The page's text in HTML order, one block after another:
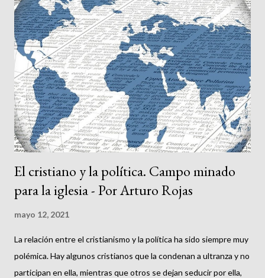
indistintamente. En la iglesia el principal argumento para
sostener este potencial ha sido la afirmación de que la imagen y
semejanza divinas plasmadas en el hombre le confieren a las
palabras del ser humano un poder similar al que posee la palabra
de Dios. Pero ante un planteamiento tan ambicioso como éste,
debemos preguntarnos con seriedad si no estamos asignando a
las palabras un poder excesivo que en realidad no tienen,
traspasando los linderos de la ...
El cristiano y la política. Campo minado
para la iglesia - Por Arturo Rojas
mayo 12, 2021
La relación entre el cristianismo y la política ha sido siempre muy
polémica. Hay algunos cristianos que la condenan a ultranza y no
participan en ella, mientras que otros se dejan seducir por ella,